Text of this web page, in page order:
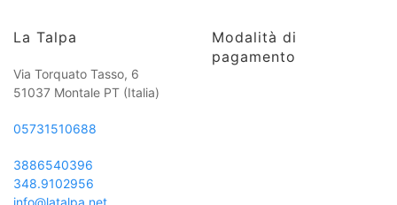
La Talpa
Via Torquato Tasso, 6
51037 Montale PT (Italia)
05731510688
3886540396
348.9102956
info@latalpa.net
Modalità di
pagamento